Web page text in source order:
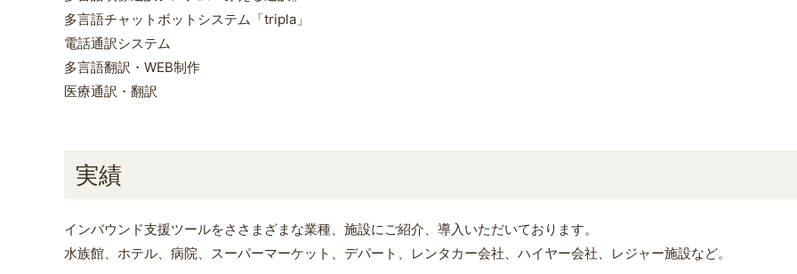
多言語チャットボットシステム「tripla」
電話通訳システム
多言語翻訳・WEB制作
医療通訳・翻訳
実績
インバウンド支援ツールをささまざまな業種、施設にご紹介、導入いただいております。
水族館、ホテル、病院、スーパーマーケット、デパート、レンタカー会社、ハイヤー会社、レジャー施設など。